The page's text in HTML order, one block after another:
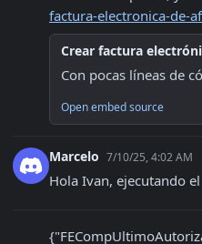
factura-electronica-de-
Crear factura
Con pocas líneas de
Open embed source
Marcelo 7/10/25, 4:02 AM
Hola Ivan, ejecutando